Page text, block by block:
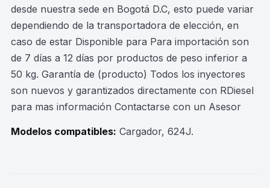
desde nuestra sede en Bogotá D.C, esto puede variar
dependiendo de la transportadora de elección, en
caso de estar Disponible para Para importación son
de 7 días a 12 días por productos de peso inferior a
50 kg. Garantía de (producto) Todos los inyectores
son nuevos y garantizados directamente con RDiesel
para mas información Contactarse con un Asesor
Modelos compatibles: Cargador, 624J.